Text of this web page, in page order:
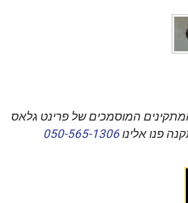
המוסמכים של פרינט גלאס
פנו אלינו050-565-1306